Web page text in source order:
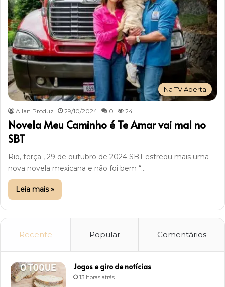
Na TV Aberta
Allan Produz 29/10/2024 0 24
Novela Meu Caminho é Te Amar vai mal no
SBT
Rio, terça , 29 de outubro de 2024 SBT estreou mais uma
nova novela mexicana e não foi bem “…
Leia mais »
Recente Popular Comentários
Jogos e giro de notícias
13 horas atrás